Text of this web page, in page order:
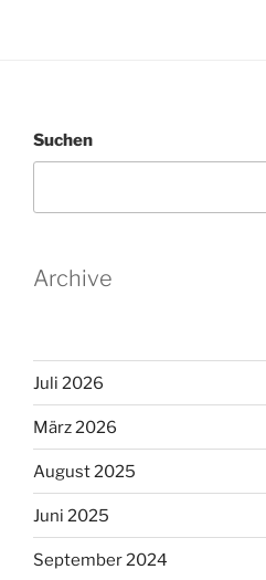
Suchen
Archive
Juli 2026
März 2026
August 2025
Juni 2025
September 2024